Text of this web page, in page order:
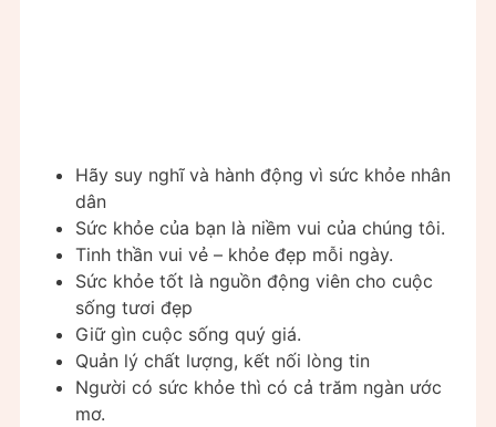
Hãy suy nghĩ và hành động vì sức khỏe nhân
dân
Sức khỏe của bạn là niềm vui của chúng tôi.
Tinh thần vui vẻ – khỏe đẹp mỗi ngày.
Sức khỏe tốt là nguồn động viên cho cuộc
sống tươi đẹp
Giữ gìn cuộc sống quý giá.
Quản lý chất lượng, kết nối lòng tin
Người có sức khỏe thì có cả trăm ngàn ước
mơ.